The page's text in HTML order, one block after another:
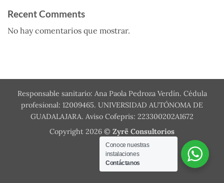
Recent Comments
No hay comentarios que mostrar.
Responsable sanitario: Ana Paola Pedroza Verdín. Cédula
profesional: 12009465. UNIVERSIDAD AUTÓNOMA DE
GUADALAJARA. Aviso Cofepris: 223300202A1672
Copyright 2026 © Zyrë Consultorios
Conoce nuestras
instalaciones
Contáctanos